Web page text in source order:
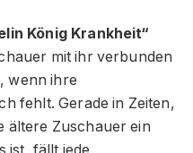
König Krankheit“
mit ihr verbunden
wenn ihre
fehlt. Gerade in Zeiten,
ältere Zuschauer ein